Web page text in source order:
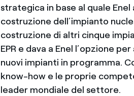
strategica in base al quale
costruzione dell’impianto
costruzione di altri cinque
EPR e dava a Enel l’opzione
nuovi impianti in programma.
know-how e le proprie
leader mondiale del settore.